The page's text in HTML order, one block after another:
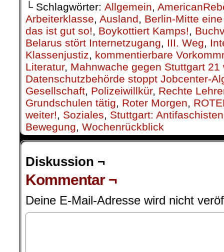
└ Schlagwörter: Allgemein,
Arbeiterklasse, Ausland, Berlin-Mitte
das ist gut so!, Boykottiert Kamps!,
Belarus stört Internetzugang, III. Weg,
Klassenjustiz, kommentierbare
Literatur, Mahnwache gegen Stuttgart 21
Datenschutzbehörde stoppt Jobcenter-
Gesellschaft, Polizeiwillkür, Rechte
Grundschulen tätig, Roter Morgen,
weiter!, Soziales, Stuttgart:
Bewegung, Wochenrückblick
Diskussion ¬
Kommentar ¬
Deine E-Mail-Adresse wird nicht